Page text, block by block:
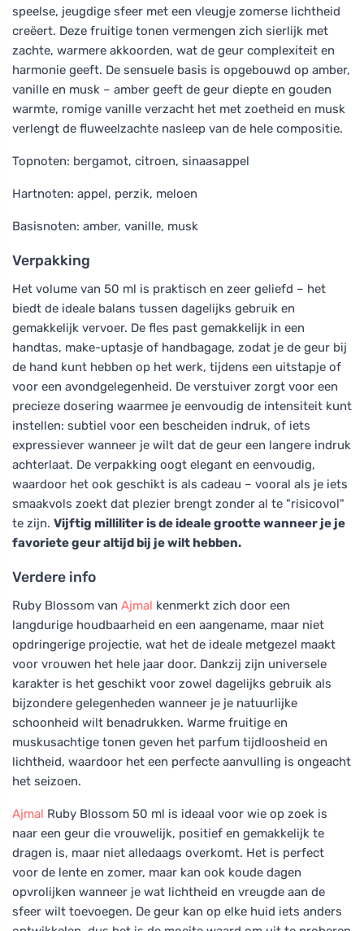
speelse, jeugdige sfeer met een vleugje zomerse lichtheid
creëert. Deze fruitige tonen vermengen zich sierlijk met
zachte, warmere akkoorden, wat de geur complexiteit en
harmonie geeft. De sensuele basis is opgebouwd op amber,
vanille en musk – amber geeft de geur diepte en gouden
warmte, romige vanille verzacht het met zoetheid en musk
verlengt de fluweelzachte nasleep van de hele compositie.
Topnoten: bergamot, citroen, sinaasappel
Hartnoten: appel, perzik, meloen
Basisnoten: amber, vanille, musk
Verpakking
Het volume van 50 ml is praktisch en zeer geliefd – het
biedt de ideale balans tussen dagelijks gebruik en
gemakkelijk vervoer. De fles past gemakkelijk in een
handtas, make-uptasje of handbagage, zodat je de geur bij
de hand kunt hebben op het werk, tijdens een uitstapje of
voor een avondgelegenheid. De verstuiver zorgt voor een
precieze dosering waarmee je eenvoudig de intensiteit kunt
instellen: subtiel voor een bescheiden indruk, of iets
expressiever wanneer je wilt dat de geur een langere indruk
achterlaat. De verpakking oogt elegant en eenvoudig,
waardoor het ook geschikt is als cadeau – vooral als je iets
smaakvols zoekt dat plezier brengt zonder al te "risicovol"
te zijn. Vijftig milliliter is de ideale grootte wanneer je je
favoriete geur altijd bij je wilt hebben.
Verdere info
Ruby Blossom van Ajmal kenmerkt zich door een
langdurige houdbaarheid en een aangename, maar niet
opdringerige projectie, wat het de ideale metgezel maakt
voor vrouwen het hele jaar door. Dankzij zijn universele
karakter is het geschikt voor zowel dagelijks gebruik als
bijzondere gelegenheden wanneer je je natuurlijke
schoonheid wilt benadrukken. Warme fruitige en
muskusachtige tonen geven het parfum tijdloosheid en
lichtheid, waardoor het een perfecte aanvulling is ongeacht
het seizoen.
Ajmal Ruby Blossom 50 ml is ideaal voor wie op zoek is
naar een geur die vrouwelijk, positief en gemakkelijk te
dragen is, maar niet alledaags overkomt. Het is perfect
voor de lente en zomer, maar kan ook koude dagen
opvrolijken wanneer je wat lichtheid en vreugde aan de
sfeer wilt toevoegen. De geur kan op elke huid iets anders